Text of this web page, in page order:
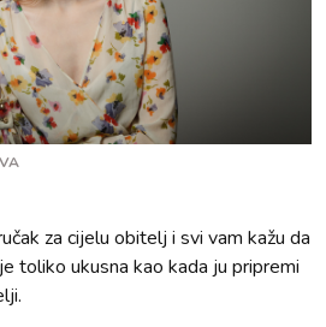
za cijelu obitelj i svi vam kažu da
toliko ukusna kao kada ju pripremi